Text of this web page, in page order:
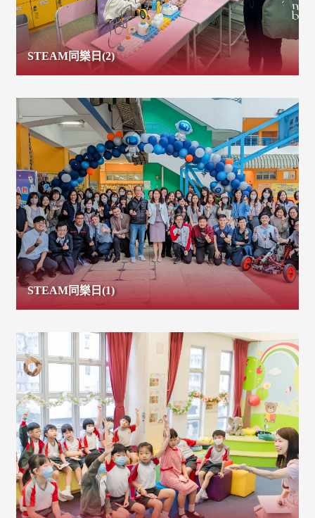
STEAM同樂日(2)
STEAM同樂日(1)